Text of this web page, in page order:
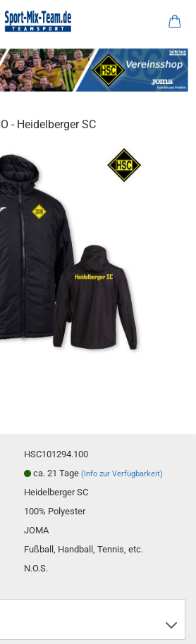
- Heidelberger SC
HSC101294.100
ca. 21 Tage(Info zur Verfügbarkeit)
Heidelberger SC
100% Polyester
JOMA
Fußball, Handball, Tennis, etc.
N.O.S.